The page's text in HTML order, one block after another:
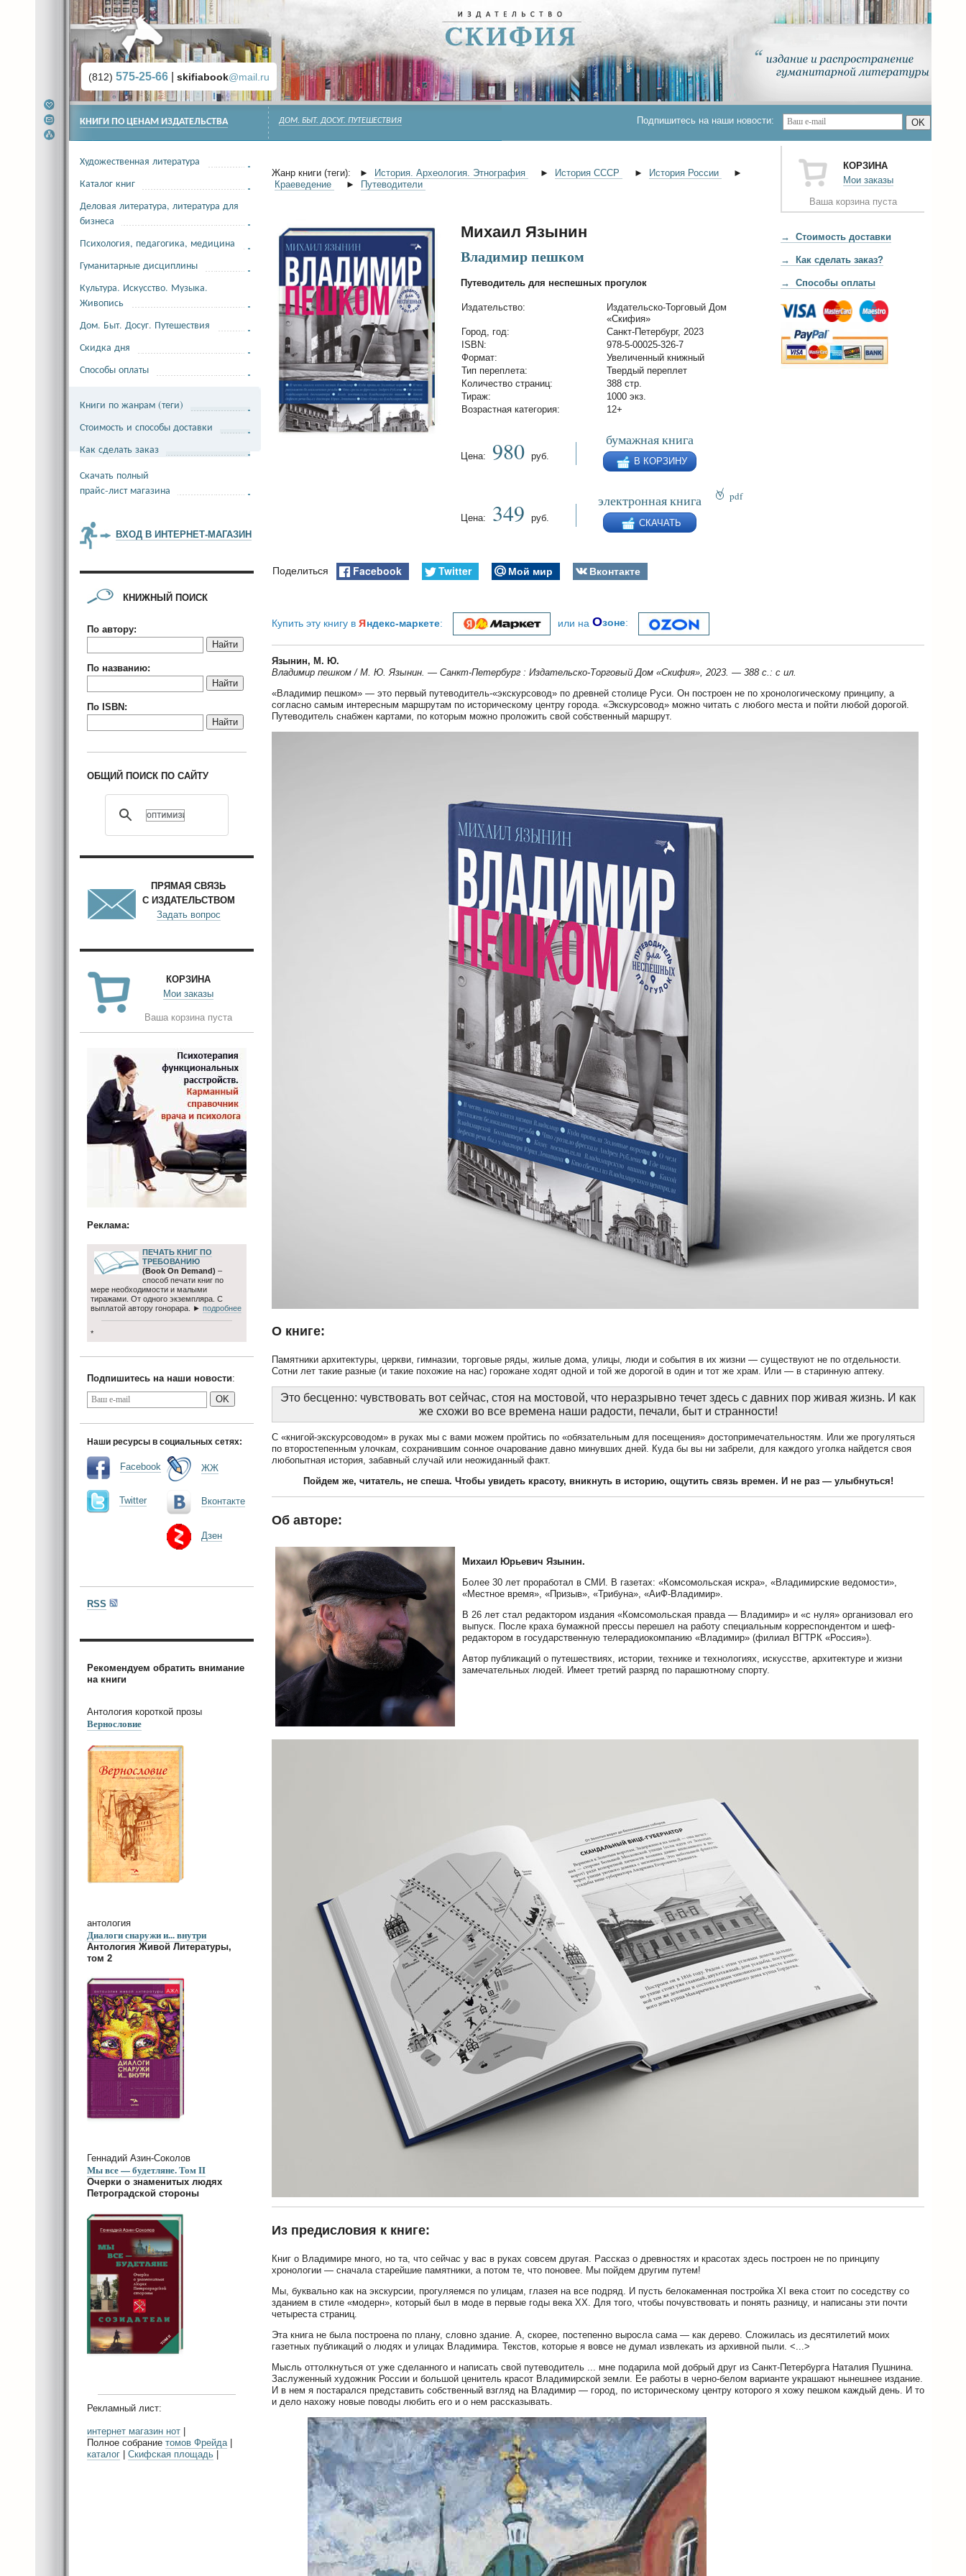
(812) 575-25-66 skifiabook@mail.ru
ДОМ. БЫТ. ДОСУГ. ПУТЕШЕСТВИЯ Подпишитесь на наши новости: OK
КОРЗИНА
Мои заказы
Ваша корзина пуста
→ Стоимость доставки
→ Как сделать заказ?
→ Способы оплаты
Жанр книги (теги): ► История. Археология. Этнография ► История СССР ► История России
►
Краеведение
► Путеводители
Михаил Язынин
Владимир пешком
Путеводитель для неспешных прогулок
Издательство:
Издательско-Торговый Дом
«Скифия»
Город, год:
Санкт-Петербург, 2023
ISBN:
978-5-00025-326-7
Формат:
Увеличенный книжный
Тип переплета:
Твердый переплет
Количество страниц:
388 стр.
Тираж:
1000 экз.
Возрастная категория:
12+
Цена: 980 руб.
бумажная книга
В КОРЗИНУ
Цена: 349 руб.
электронная книга
СКАЧАТЬ
pdf
Поделиться Facebook Twitter Мой мир Вконтакте
Купить эту книгу в яндекс-маркете: или на Озоне:
Язынин, М. Ю.
Владимир пешком / М. Ю. Язынин. — Санкт-Петербург : Издательско-Торговый Дом «Скифия», 2023. — 388 с.: с ил.
«Владимир пешком» — это первый путеводитель-«экскурсовод» по древней столице Руси. Он построен не по хронологическому принципу, а
согласно самым интересным маршрутам по историческому центру города. «Экскурсовод» можно читать с любого места и пойти любой дорогой.
Путеводитель снабжен картами, по которым можно проложить свой собственный маршрут.
О книге:
Памятники архитектуры, церкви, гимназии, торговые ряды, жилые дома, улицы, люди и события в их жизни — существуют не по отдельности.
Сотни лет такие разные (и такие похожие на нас) горожане ходят одной и той же дорогой в один и тот же храм. Или — в старинную аптеку.
Это бесценно: чувствовать вот сейчас, стоя на мостовой, что неразрывно течет здесь с давних пор живая жизнь. И как
же схожи во все времена наши радости, печали, быт и странности!
С «книгой-экскурсоводом» в руках мы с вами можем пройтись по «обязательным для посещения» достопримечательностям. Или же прогуляться
по второстепенным улочкам, сохранившим сонное очарование давно минувших дней. Куда бы вы ни забрели, для каждого уголка найдется своя
любопытная история, забавный случай или неожиданный факт.
Пойдем же, читатель, не спеша. Чтобы увидеть красоту, вникнуть в историю, ощутить связь времен. И не раз — улыбнуться!
Об авторе:
Михаил Юрьевич Язынин.
Более 30 лет проработал в СМИ. В газетах: «Комсомольская искра», «Владимирские ведомости»,
«Местное время», «Призыв», «Трибуна», «АиФ-Владимир».
В 26 лет стал редактором издания «Комсомольская правда — Владимир» и «с нуля» организовал его
выпуск. После краха бумажной прессы перешел на работу специальным корреспондентом и шеф-
редактором в государственную телерадиокомпанию «Владимир» (филиал ВГТРК «Россия»).
Автор публикаций о путешествиях, истории, технике и технологиях, искусстве, архитектуре и жизни
замечательных людей. Имеет третий разряд по парашютному спорту.
Из предисловия к книге:
Книг о Владимире много, но та, что сейчас у вас в руках совсем другая. Рассказ о древностях и красотах здесь построен не по принципу
хронологии — сначала старейшие памятники, а потом те, что поновее. Мы пойдем другим путем!
Мы, буквально как на экскурсии, прогуляемся по улицам, глазея на все подряд. И пусть белокаменная постройка XI века стоит по соседству со
зданием в стиле «модерн», который был в моде в первые годы века ХХ. Для того, чтобы почувствовать и понять разницу, и написаны эти почти
четыреста страниц.
Эта книга не была построена по плану, словно здание. А, скорее, постепенно выросла сама — как дерево. Сложилась из десятилетий моих
газетных публикаций о людях и улицах Владимира. Текстов, которые я вовсе не думал извлекать из архивной пыли. <...>
Мысль оттолкнуться от уже сделанного и написать свой путеводитель ... мне подарила мой добрый друг из Санкт-Петербурга Наталия Пушнина.
Заслуженный художник России и большой ценитель красот Владимирской земли. Ее работы в черно-белом варианте украшают нынешнее издание.
И в нем я постарался представить собственный взгляд на Владимир — город, по историческому центру которого я хожу пешком каждый день. И то
и дело нахожу новые поводы любить его и о нем рассказывать.
КНИГИ ПО ЦЕНАМ ИЗДАТЕЛЬСТВА
Художественная литература
Каталог книг
Деловая литература, литература для
бизнеса
Психология, педагогика, медицина
Гуманитарные дисциплины
Культура. Искусство. Музыка.
Живопись
Дом. Быт. Досуг. Путешествия
Скидка дня
Способы оплаты
Книги по жанрам (теги)
Стоимость и способы доставки
Как сделать заказ
Скачать полный
прайс-лист магазина
ВХОД В ИНТЕРНЕТ-МАГАЗИН
КНИЖНЫЙ ПОИСК
По автору:
Найти
По названию:
Найти
По ISBN:
Найти
ОБЩИЙ ПОИСК ПО САЙТУ
ПРЯМАЯ СВЯЗЬ
С ИЗДАТЕЛЬСТВОМ
Задать вопрос
КОРЗИНА
Мои заказы
Ваша корзина пуста
Реклама:
ПЕЧАТЬ КНИГ ПО
ТРЕБОВАНИЮ
(Book On Demand) –
способ печати книг по
мере необходимости и малыми
тиражами. От одного экземпляра. С
выплатой автору гонорара. ► подробнее
*
Подпишитесь на наши новости:
OK
Наши ресурсы в социальных сетях:
Facebook
Twitter
ЖЖ
Вконтакте
Дзен
RSS
Рекомендуем обратить внимание
на книги
Антология короткой прозы
Вернословие
антология
Диалоги снаружи и... внутри
Антология Живой Литературы,
том 2
Геннадий Азин-Соколов
Мы все — будетляне. Том II
Очерки о знаменитых людях
Петроградской стороны
Рекламный лист:
интернет магазин нот
Полное собрание томов Фрейда|
каталог
Скифская площадь